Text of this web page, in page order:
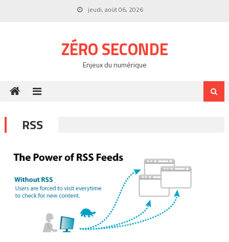
jeudi, août 06, 2026
ZÉRO SECONDE
Enjeux du numérique
RSS